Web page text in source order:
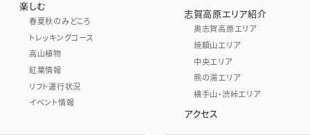
楽しむ
春夏秋のみどころ
トレッキングコース
高山植物
紅葉情報
リフト運行状況
イベント情報
志賀高原エリア紹介
奥志賀高原エリア
焼額山エリア
中央エリア
熊の湯エリア
横手山・渋峠エリア
アクセス